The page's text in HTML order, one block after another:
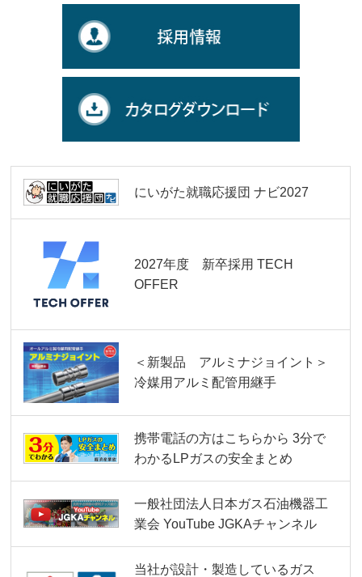
にいがた就職応援団 ナビ2027
2027年度 新卒採用 TECH
OFFER
＜新製品 アルミナジョイント＞
冷媒用アルミ配管用継手
携帯電話の方はこちらから 3分で
わかるLPガスの安全まとめ
一般社団法人日本ガス石油機器工
業会 YouTube JGKAチャンネル
当社が設計・製造しているガス